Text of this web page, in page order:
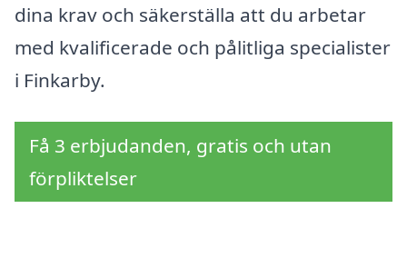
dina krav och säkerställa att du arbetar
med kvalificerade och pålitliga specialister
i Finkarby.
Få 3 erbjudanden, gratis och utan
förpliktelser